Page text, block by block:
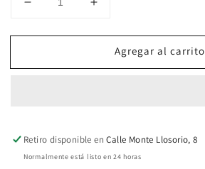
Reducir
para
Aumentar
para
MareaAgregar al carrito
Retiro disponible enCalle Monte Llosorio, 8
Normalmente está listo en 24 horas